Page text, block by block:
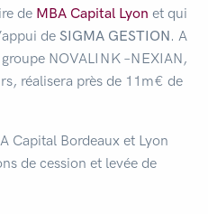
de MBA Capital Lyon et qui
de SIGMA GESTION. A
NOVALINK –NEXIAN,
réalisera près de 11m€ de
Capital Bordeaux et Lyon
de cession et levée de